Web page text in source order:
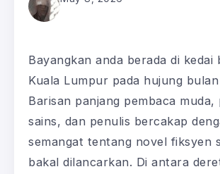
Bayangkan anda berada di kedai
Kuala Lumpur pada hujung
Barisan panjang pembaca muda,
sains, dan penulis bercakap
semangat tentang novel fiksyen
bakal dilancarkan. Di antara